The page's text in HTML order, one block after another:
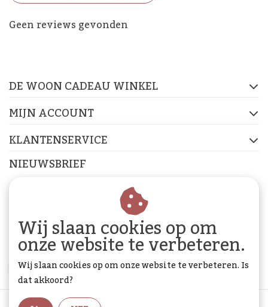
Geen reviews gevonden
De Woon Cadeau Winkel
DE WOON CADEAU WINKEL
MIJN ACCOUNT
KLANTENSERVICE
NIEUWSBRIEF
Abonneer je op onze nieuwsbrief om op de hoogte te
ABONNEER
Wij slaan cookies op om
onze website te verbeteren.
Wij slaan cookies op om onze website te verbeteren. Is
dat akkoord?